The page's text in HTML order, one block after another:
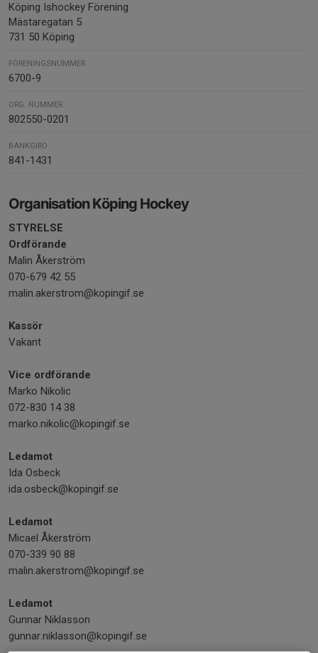
Köping Ishockey Förening
Mästaregatan 5
731 50 Köping
FÖRENINGSNUMMER
6700-9
ORG. NUMMER
802550-0201
BANKGIRO
841-1431
Organisation Köping Hockey
STYRELSE
Ordförande
Malin Åkerström
070-679 42 55
malin.akerstrom@kopingif.se
Kassör
Vakant
Vice ordförande
Marko Nikolic
072-830 14 38
marko.nikolic@kopingif.se
Ledamot
Ida Osbeck
ida.osbeck@kopingif.se
Ledamot
Micael Åkerström
070-339 90 88
malin.akerstrom@kopingif.se
Ledamot
Gunnar Niklasson
gunnar.niklasson@kopingif.se